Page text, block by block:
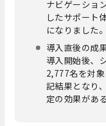
ナビゲーショ
したサポート
になりました。
導入直後の成
導入開始後、
2,777名を対
記結果となり
定の効果があ